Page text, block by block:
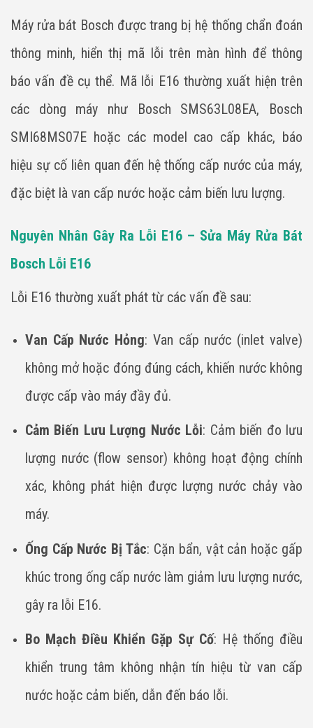
Máy rửa bát Bosch được trang bị hệ thống chẩn đoán
thông minh, hiển thị mã lỗi trên màn hình để thông
báo vấn đề cụ thể. Mã lỗi E16 thường xuất hiện trên
các dòng máy như Bosch SMS63L08EA, Bosch
SMI68MS07E hoặc các model cao cấp khác, báo
hiệu sự cố liên quan đến hệ thống cấp nước của máy,
đặc biệt là van cấp nước hoặc cảm biến lưu lượng.
Nguyên Nhân Gây Ra Lỗi E16 – Sửa Máy Rửa Bát
Bosch Lỗi E16
Lỗi E16 thường xuất phát từ các vấn đề sau:
Van Cấp Nước Hỏng: Van cấp nước (inlet valve)
không mở hoặc đóng đúng cách, khiến nước không
được cấp vào máy đầy đủ.
Cảm Biến Lưu Lượng Nước Lỗi: Cảm biến đo lưu
lượng nước (flow sensor) không hoạt động chính
xác, không phát hiện được lượng nước chảy vào
máy.
Ống Cấp Nước Bị Tắc: Cặn bẩn, vật cản hoặc gấp
khúc trong ống cấp nước làm giảm lưu lượng nước,
gây ra lỗi E16.
Bo Mạch Điều Khiển Gặp Sự Cố: Hệ thống điều
khiển trung tâm không nhận tín hiệu từ van cấp
nước hoặc cảm biến, dẫn đến báo lỗi.